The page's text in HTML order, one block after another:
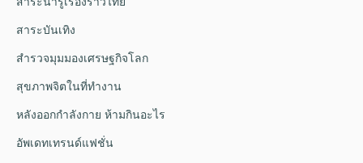
สาระบันเทิง
สำรวจมุมมองเศรษฐกิจโลก
สุขภาพจิตในที่ทำงาน
หลังออกกําลังกาย ห้ามกินอะไร
อัพเดทเทรนด์แฟชั่น